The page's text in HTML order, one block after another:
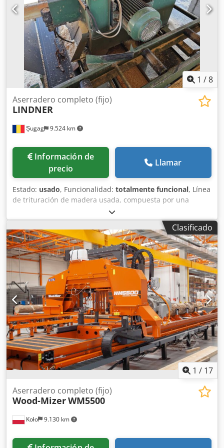
aproximadamente 15.000 tablas de 4000/17 x 76 mm en 9
horas. Dkedpfxoy Uzhfe Aaher La instalación está aún
montada, pero la unidad de astillado previa ya ha sido
desmontada. Por lo tanto, la instalación está disponible de
inmediato. Está construida de forma muy robusta y
siempre ha funcionado sin problemas ni averías. ¡Podemos
proporcionar un vídeo del proceso a través de WhatsApp!
1 /8
Șugag 9.524 km
Aserradero completo (fijo)
LINDNER
Información de
precio
Llamar
Estado: usado, Funcionalidad: totalmente funcional, Línea
de trituración de madera usada, compuesta por una
máquina para astillar madera y una trituradora de discos,
fabricada por la empresa austriaca Lindner. La trituradora
de discos está equipada con dos motores eléctricos de 37
kW, y la máquina para astillar madera con un motor
eléctrico de 90 kW. Línea de trabajo muy sencilla y en buen
estado. Incluye una máquina para afilar cuchillas Reform.
Se entrega cargada en un camión. También podemos
incluir el servicio de desmontaje. Dksdpfxszrn Eco Aahjr
Clasificado
1 / 17
Koło 9.130 km
Aserradero completo (fijo)
Wood-MizerWM5500